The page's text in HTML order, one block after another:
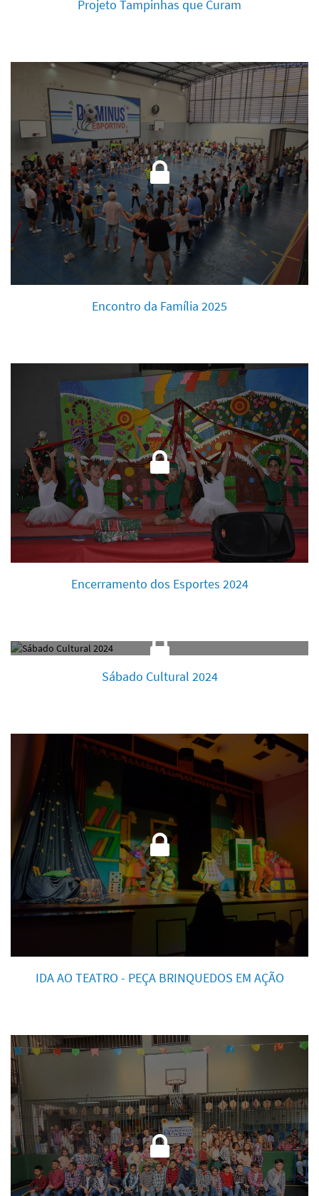
Projeto Tampinhas que Curam
Encontro da Família 2025
Encerramento dos Esportes 2024
Sábado Cultural 2024
IDA AO TEATRO - PEÇA BRINQUEDOS EM AÇÃO